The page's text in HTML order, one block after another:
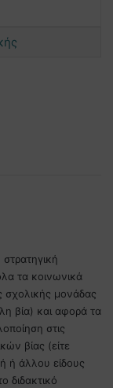
στρατηγική
τα κοινωνικά
σχολικής μονάδας
βία) και αφορά τα
στις
βίας (είτε
ή άλλου είδους
διδακτικό